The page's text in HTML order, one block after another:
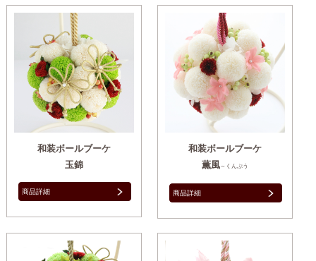
和装ボールブーケ
玉錦
商品詳細
和装ボールブーケ
薫風 ～くんぷう
商品詳細